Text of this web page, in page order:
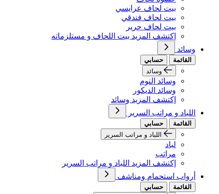
بيت لحاف عرايسي
بيت لحاف فندقي
بيت لحاف حرير
إكتشف المزيد بيت اللحاف و مستلزماته
وسائد
القائمة
حسابي
وسائد
وسائد النوم
وسائد الديكور
إكتشف المزيد وسائد
اللباد و مراتب السرير
القائمة
حسابي
اللباد و مراتب السرير
لباد
مراتب
إكتشف المزيد اللباد و مراتب السرير
أرواب استحمام ومناشف
القائمة
حسابي